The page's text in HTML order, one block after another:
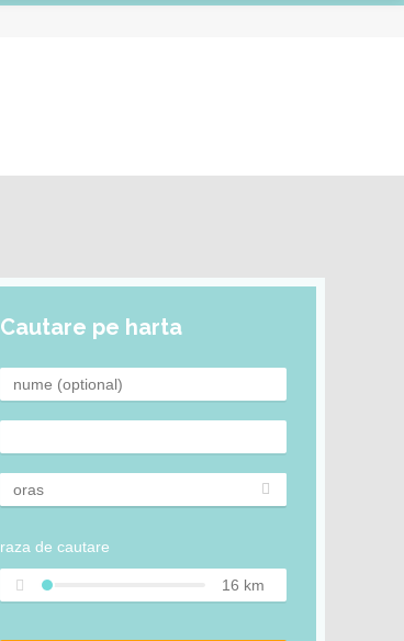
Cautare pe harta
raza de cautare
16 km